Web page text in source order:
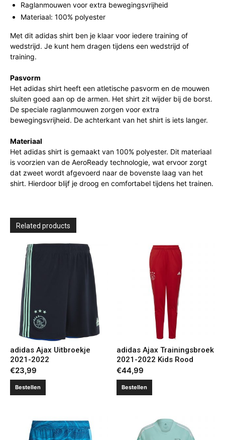
Raglanmouwen voor extra bewegingsvrijheid
Materiaal: 100% polyester
Met dit adidas shirt ben je klaar voor iedere training of
wedstrijd. Je kunt hem dragen tijdens een wedstrijd of
training.
Pasvorm
Het adidas shirt heeft een atletische pasvorm en de mouwen
sluiten goed aan op de armen. Het shirt zit wijder bij de borst.
De speciale raglanmouwen zorgen voor extra
bewegingsvrijheid. De achterkant van het shirt is iets langer.
Materiaal
Het adidas shirt is gemaakt van 100% polyester. Dit materiaal
is voorzien van de AeroReady technologie, wat ervoor zorgt
dat zweet wordt afgevoerd naar de bovenste laag van het
shirt. Hierdoor blijf je droog en comfortabel tijdens het trainen.
Related products
adidas Ajax Uitbroekje
2021-2022
€23,99
Bestellen
adidas Ajax Trainingsbroek
2021-2022 Kids Rood
€44,99
Bestellen